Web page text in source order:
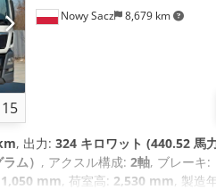
15
Nowy Sacz 8,679 km
, 出力: 324 キロワット (440.52 馬
ム） , アクスル構成: 2軸, ブレーキ:
1,050 mm, 荷室高: 2,530 mm, 製造